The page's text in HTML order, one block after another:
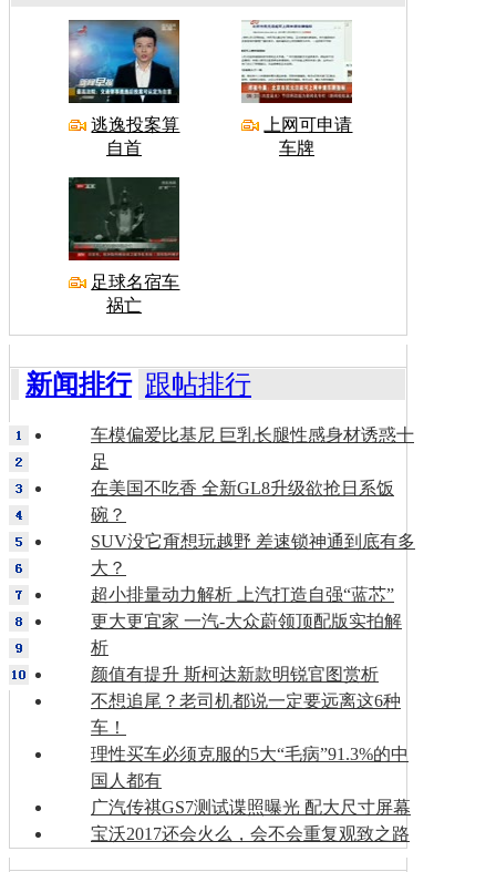
逃逸投案算
自首
上网可申请
车牌
足球名宿车
祸亡
新闻排行 跟帖排行
车模偏爱比基尼 巨乳长腿性感身材诱惑十
足
在美国不吃香 全新GL8升级欲抢日系饭
碗？
SUV没它甭想玩越野 差速锁神通到底有多
大？
超小排量动力解析 上汽打造自强“蓝芯”
更大更宜家 一汽-大众蔚领顶配版实拍解
析
颜值有提升 斯柯达新款明锐官图赏析
不想追尾？老司机都说一定要远离这6种
车！
理性买车必须克服的5大“毛病”91.3%的中
国人都有
广汽传祺GS7测试谍照曝光 配大尺寸屏幕
宝沃2017还会火么，会不会重复观致之路